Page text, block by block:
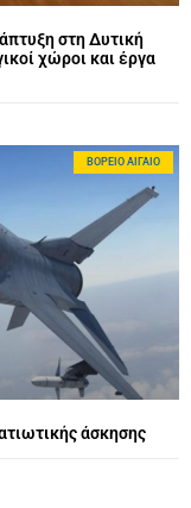
στη Δυτική
χώροι και έργα
BΌΡΕΙΟ ΑΙΓΑΊΟ
άσκησης